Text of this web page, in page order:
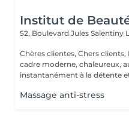
Institut de
52, Boulevard Jules Salentiny
Chères clientes, Chers clients, Nous vous recevons dans un
cadre moderne, chaleureux,
instantanément à la détente
Massage anti-stress